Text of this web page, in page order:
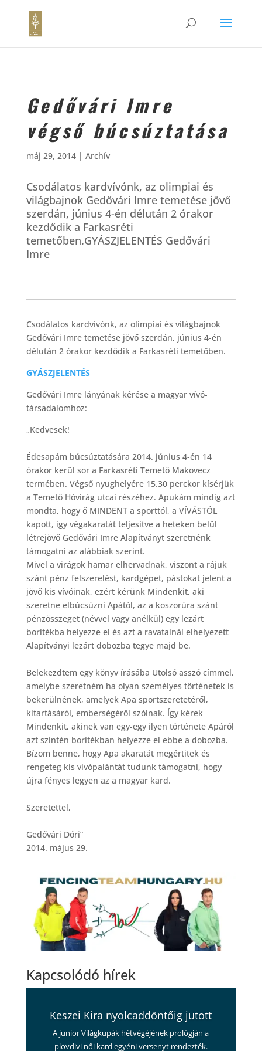
Gedővári Imre
végső búcsúztatása
máj 29, 2014| Archív
Csodálatos kardvívónk, az olimpiai és
világbajnok Gedővári Imre temetése jövő
szerdán, június 4-én délután 2 órakor
kezdődik a Farkasréti
temetőben.GYÁSZJELENTÉS Gedővári
Imre
Csodálatos kardvívónk, az olimpiai és világbajnok
Gedővári Imre temetése jövő szerdán, június 4-én
délután 2 órakor kezdődik a Farkasréti temetőben.
GYÁSZJELENTÉS
Gedővári Imre lányának kérése a magyar vívó-
társadalomhoz:
„Kedvesek!
Édesapám búcsúztatására 2014. június 4-én 14
órakor kerül sor a Farkasréti Temető Makovecz
termében. Végső nyughelyére 15.30 perckor kísérjük
a Temető Hóvirág utcai részéhez. Apukám mindig azt
mondta, hogy ő MINDENT a sporttól, a VÍVÁSTÓL
kapott, így végakaratát teljesítve a heteken belül
létrejövő Gedővári Imre Alapítványt szeretnénk
támogatni az alábbiak szerint.
Mivel a virágok hamar elhervadnak, viszont a rájuk
szánt pénz felszerelést, kardgépet, pástokat jelent a
jövő kis vívóinak, ezért kérünk Mindenkit, aki
szeretne elbúcsúzni Apától, az a koszorúra szánt
pénzösszeget (névvel vagy anélkül) egy lezárt
borítékba helyezze el és azt a ravatalnál elhelyezett
Alapítványi lezárt dobozba tegye majd be.
Belekezdtem egy könyv írásába Utolsó asszó címmel,
amelybe szeretném ha olyan személyes történetek is
bekerülnének, amelyek Apa sportszeretetéről,
kitartásáról, emberségéről szólnak. Így kérek
Mindenkit, akinek van egy-egy ilyen története Apáról
azt szintén borítékban helyezze el ebbe a dobozba.
Bízom benne, hogy Apa akaratát megértitek és
rengeteg kis vívópalántát tudunk támogatni, hogy
újra fényes legyen az a magyar kard.
Szeretettel,
Gedővári Dóri”
2014. május 29.
Kapcsolódó hírek
Keszei Kira nyolcaddöntőig jutott
A junior Világkupák hétvégéjének prológján a
plovdivi női kard egyéni versenyt rendezték.